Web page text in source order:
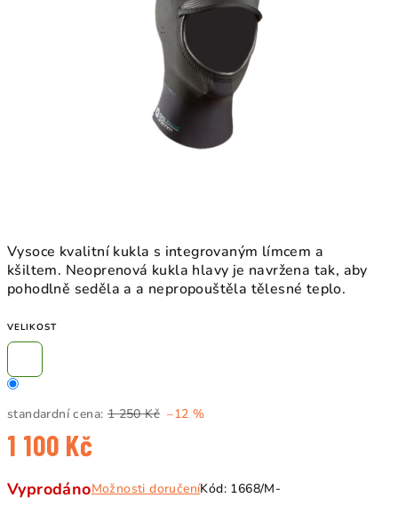
Vysoce kvalitní kukla s integrovaným límcem a
kšiltem. Neoprenová kukla hlavy je navržena tak, aby
pohodlně seděla a a nepropouštěla tělesné teplo.
VELIKOST
standardní cena: 1 250 Kč –12 %
1 100 Kč
cena:
VyprodánoMožnosti doručeníKód: 1668/M-